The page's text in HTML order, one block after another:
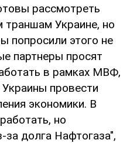
рассмотреть
Украине, но
попросили этого не
партнеры просят
в рамках МВФ,
провести
экономики. В
но
долга Нафтогаза",